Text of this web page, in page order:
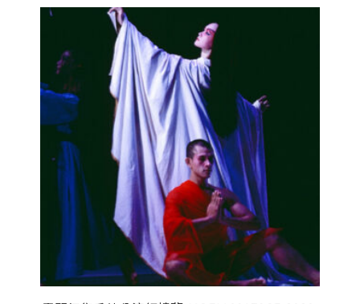
latest